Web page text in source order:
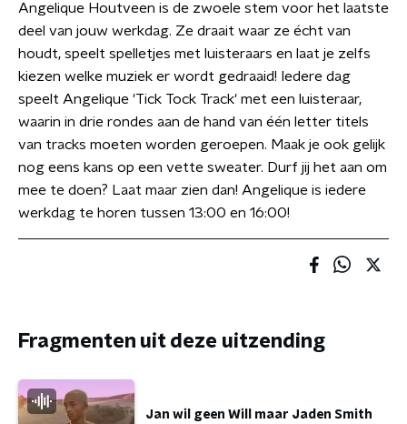
Angelique Houtveen is de zwoele stem voor het laatste
deel van jouw werkdag. Ze draait waar ze écht van
houdt, speelt spelletjes met luisteraars en laat je zelfs
kiezen welke muziek er wordt gedraaid! Iedere dag
speelt Angelique 'Tick Tock Track' met een luisteraar,
waarin in drie rondes aan de hand van één letter titels
van tracks moeten worden geroepen. Maak je ook gelijk
nog eens kans op een vette sweater. Durf jij het aan om
mee te doen? Laat maar zien dan! Angelique is iedere
werkdag te horen tussen 13:00 en 16:00!
Fragmenten uit deze uitzending
Jan wil geen Will maar Jaden Smith